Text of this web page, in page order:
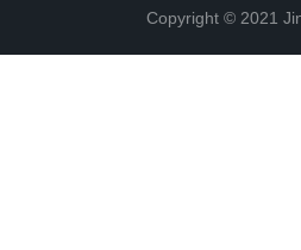
Copyright © 2021